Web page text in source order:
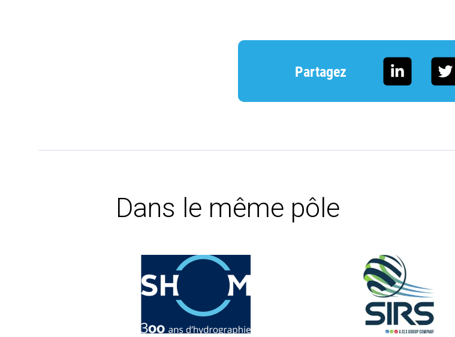
Partagez
Dans le même pôle